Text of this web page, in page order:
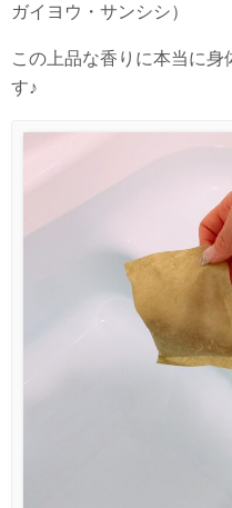
ガイヨウ・サンシシ）
この上品な香りに本当に
す♪